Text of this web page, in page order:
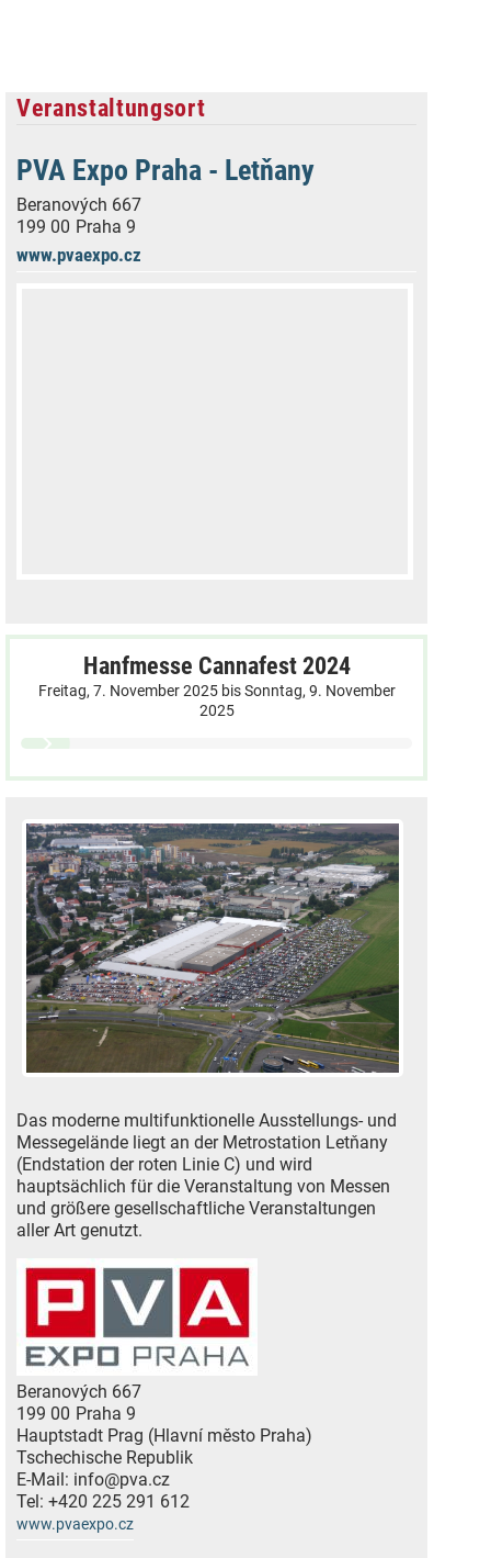
Veranstaltungsort
PVA Expo Praha - Letňany
Beranových 667
199 00 Praha 9
www.pvaexpo.cz
Hanfmesse Cannafest 2024
Freitag, 7. November 2025bisSonntag, 9. November
2025
Das moderne multifunktionelle Ausstellungs- und
Messegelände liegt an der Metrostation Letňany
(Endstation der roten Linie C) und wird
hauptsächlich für die Veranstaltung von Messen
und größere gesellschaftliche Veranstaltungen
aller Art genutzt.
Beranových 667
199 00 Praha 9
Hauptstadt Prag (Hlavní město Praha)
Tschechische Republik
E-Mail: info@pva.cz
Tel: +420 225 291 612
www.pvaexpo.cz